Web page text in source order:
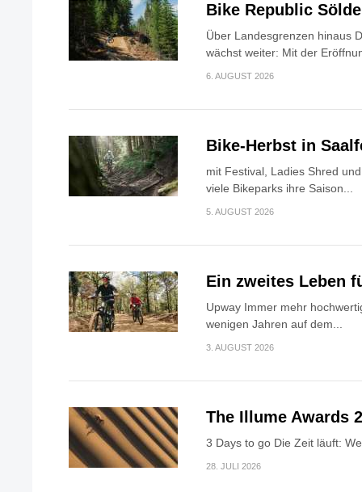
Bike Republic
Über Landesgrenzen hinaus
wächst weiter: Mit der
6. AUGUST 2026
Bike-Herbst in
mit Festival, Ladies Shred
viele Bikeparks ihre Saison...
5. AUGUST 2026
Ein zweites Leben
Upway Immer mehr
wenigen Jahren auf dem...
3. AUGUST 2026
The Illume Awards
3 Days to go Die Zeit läuft:
28. JULI 2026